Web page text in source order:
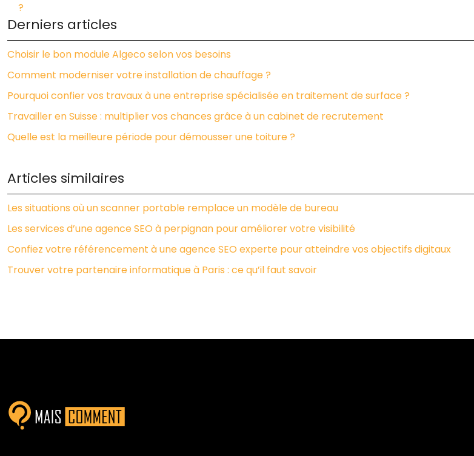
?
Derniers articles
Choisir le bon module Algeco selon vos besoins
Comment moderniser votre installation de chauffage ?
Pourquoi confier vos travaux à une entreprise spécialisée en traitement de surface ?
Travailler en Suisse : multiplier vos chances grâce à un cabinet de recrutement
Quelle est la meilleure période pour démousser une toiture ?
Articles similaires
Les situations où un scanner portable remplace un modèle de bureau
Les services d’une agence SEO à perpignan pour améliorer votre visibilité
Confiez votre référencement à une agence SEO experte pour atteindre vos objectifs digitaux
Trouver votre partenaire informatique à Paris : ce qu’il faut savoir